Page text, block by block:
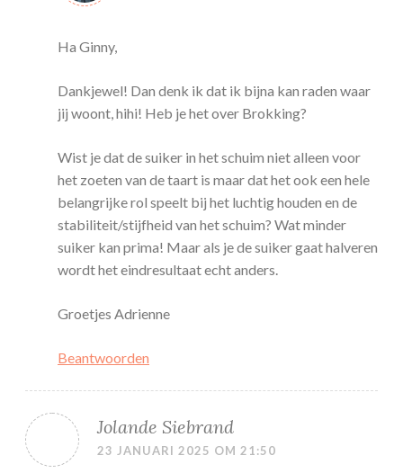
Ha Ginny,
Dankjewel! Dan denk ik dat ik bijna kan raden waar
jij woont, hihi! Heb je het over Brokking?
Wist je dat de suiker in het schuim niet alleen voor
het zoeten van de taart is maar dat het ook een hele
belangrijke rol speelt bij het luchtig houden en de
stabiliteit/stijfheid van het schuim? Wat minder
suiker kan prima! Maar als je de suiker gaat halveren
wordt het eindresultaat echt anders.
Groetjes Adrienne
Beantwoorden
Jolande Siebrand
23 JANUARI 2025 OM 21:50